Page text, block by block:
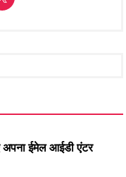
ईमेल आईडी एंटर